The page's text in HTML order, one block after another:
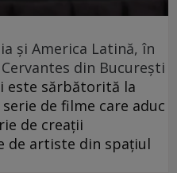
și America Latină, în
din București
este sărbătorită la
de filme care aduc
de creații
de artiste din spațiul